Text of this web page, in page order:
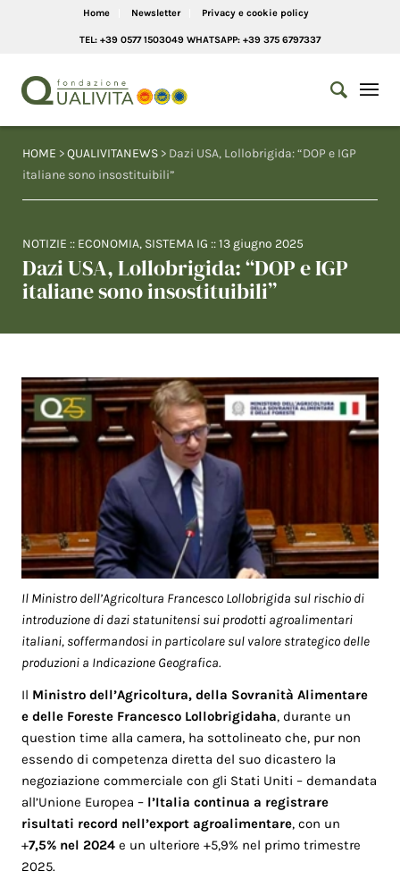
Home Newsletter Privacy e cookie policy
TEL: +39 0577 1503049 WHATSAPP: +39 375 6797337
HOME >QUALIVITANEWS > Dazi USA, Lollobrigida: “DOP e IGP
italiane sono insostituibili”
NOTIZIE :: ECONOMIA, SISTEMA IG ::13 giugno 2025
Dazi USA, Lollobrigida: “DOP e IGP
italiane sono insostituibili”
Il Ministro dell’Agricoltura Francesco Lollobrigida sul rischio di
introduzione di dazi statunitensi sui prodotti agroalimentari
italiani, soffermandosi in particolare sul valore strategico delle
produzioni a Indicazione Geografica.
Il Ministro dell’Agricoltura, della Sovranità Alimentare
e delle Foreste Francesco Lollobrigidaha, durante un
question time alla camera, ha sottolineato che, pur non
essendo di competenza diretta del suo dicastero la
negoziazione commerciale con gli Stati Uniti – demandata
all’Unione Europea – l’Italia continua a registrare
risultati record nell’export agroalimentare, con un
+7,5% nel 2024 e un ulteriore +5,9% nel primo trimestre
2025.